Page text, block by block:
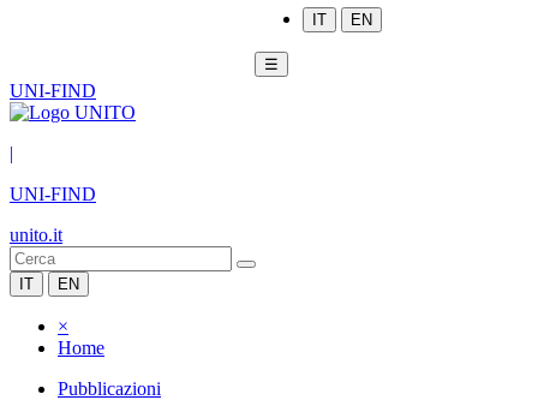
IT EN
☰
UNI-FIND
|
UNI-FIND
unito.it
IT EN
×
Home
Pubblicazioni